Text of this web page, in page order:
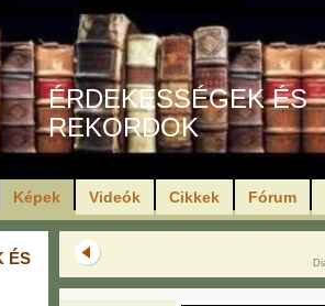
ÉRDEKESSÉGEK ÉS
REKORDOK
Képek Videók Cikkek Fórum
ÉS